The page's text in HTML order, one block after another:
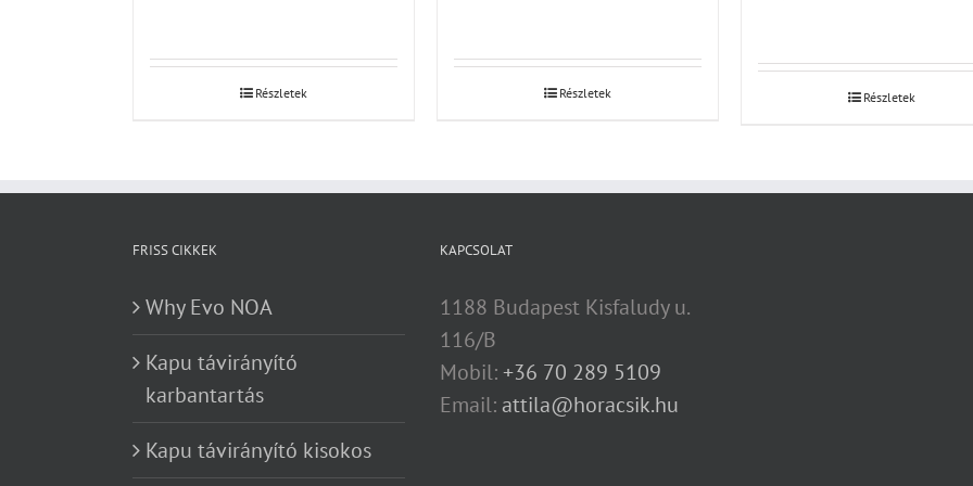
Részletek Részletek Részletek
FRISS CIKKEK
Why Evo NOA
Kapu távirányító
karbantartás
Kapu távirányító kisokos
KAPCSOLAT
1188 Budapest Kisfaludy u.
116/B
Mobil:+36 70 289 5109
Email: attila@horacsik.hu